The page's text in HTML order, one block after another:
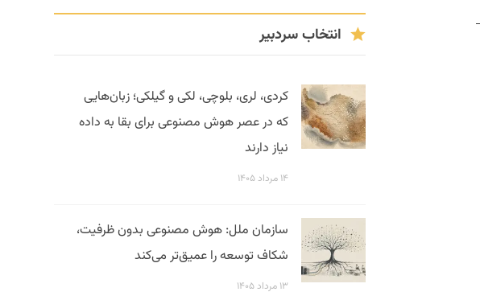
انتخاب سردبیر
کردی، لری، بلوچی، لکی و گیلکی؛ زبان‌هایی
که در عصر هوش مصنوعی برای بقا به داده
نیاز دارند
۱۴ مرداد ۱۴۰۵
سازمان ملل: هوش مصنوعی بدون ظرفیت،
شکاف توسعه را عمیق‌تر می‌کند
۱۳ مرداد ۱۴۰۵